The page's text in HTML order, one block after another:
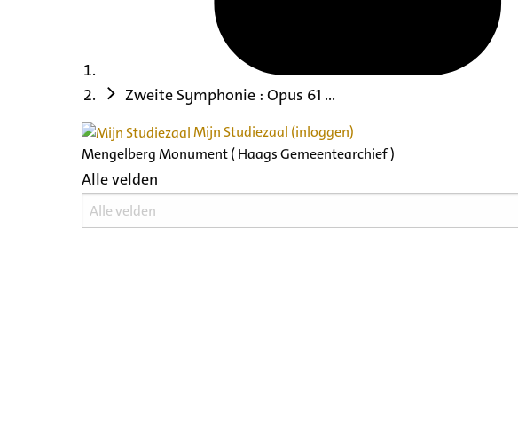
Zweite Symphonie : Opus 61 ...
Mijn Studiezaal (inloggen)
Mengelberg Monument ( Haags Gemeentearchief )
Alle velden